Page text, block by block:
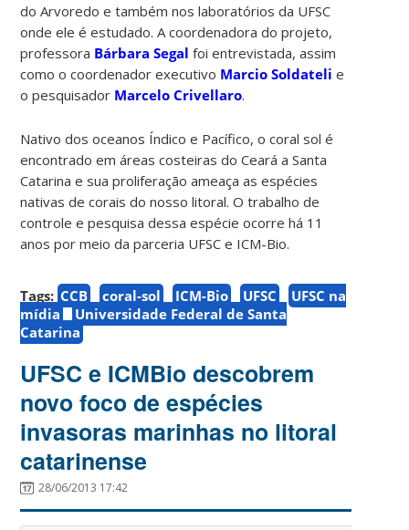
do Arvoredo e também nos laboratórios da UFSC
onde ele é estudado. A coordenadora do projeto,
professora Bárbara Segal foi entrevistada, assim
como o coordenador executivo Marcio Soldateli e
o pesquisador Marcelo Crivellaro.
Nativo dos oceanos Índico e Pacífico, o coral sol é
encontrado em áreas costeiras do Ceará a Santa
Catarina e sua proliferação ameaça as espécies
nativas de corais do nosso litoral. O trabalho de
controle e pesquisa dessa espécie ocorre há 11
anos por meio da parceria UFSC e ICM-Bio.
Tags: CCB coral-sol ICM-Bio UFSC
UFSC na
mídia
Universidade Federal de Santa
Catarina
UFSC e ICMBio descobrem
novo foco de espécies
invasoras marinhas no litoral
catarinense
28/06/2013 17:42